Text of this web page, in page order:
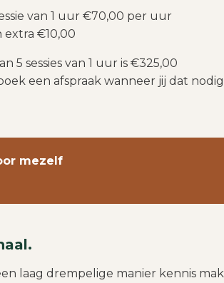
van 1 uur €70,00 per uur
extra €10,00
van 5 sessies
een afspraak wanneer jij dat
mezelf
laag drempelige manier kennis